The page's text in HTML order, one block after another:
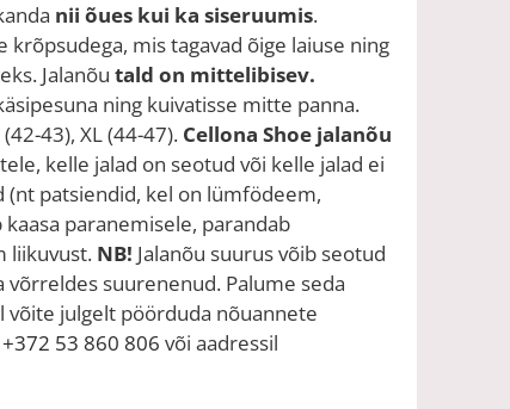
nii õues kui ka siseruumis.
krõpsudega, mis tagavad õige laiuse ning
Jalanõu tald on mittelibisev.
ning kuivatisse mitte panna.
43), XL (44-47). Cellona Shoe jalanõu
kelle jalad on seotud või kelle jalad ei
(nt patsiendid, kel on lümfödeem,
paranemisele, parandab
liikuvust. NB! Jalanõu suurus võib seotud
suurenenud. Palume seda
võite julgelt pöörduda nõuannete
+372 53 860 806 või aadressil